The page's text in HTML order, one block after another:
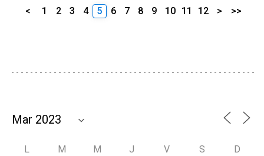
< 1 2 3 4 5 6 7 8 9 10 11 12 > >>
L M M J V S D